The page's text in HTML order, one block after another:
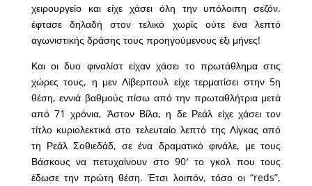
χειρουργείο και είχε χάσει όλη την υπόλοιπη σεζόν,
έφτασε δηλαδή στον τελικό χωρίς ούτε ένα λεπτό
αγωνιστικής δράσης τους προηγούμενους έξι μήνες!
Και οι δυο φιναλίστ είχαν χάσει το πρωτάθλημα στις
χώρες τους, η μεν Λίβερπουλ είχε τερματίσει στην 5η
θέση, εννιά βαθμούς πίσω από την πρωταθλήτρια μετά
από 71 χρόνια, Άστον Βίλα, η δε Ρεάλ είχε χάσει τον
τίτλο κυριολεκτικά στο τελευταίο λεπτό της Λίγκας από
τη Ρεάλ Σοθιεδάδ, σε ένα δραματικό φινάλε, με τους
Βάσκους να πετυχαίνουν στο 90′ το γκολ που τους
έδωσε την πρώτη θέση. Έτσι λοιπόν, τόσο οι “reds”,